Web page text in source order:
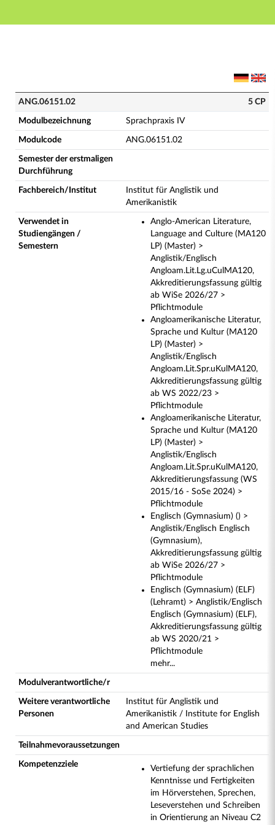
Hauptnavigation
ANG.06151.02 - Sprachpraxis IV (Vollständige
ANG.06151.02 5 CP
Modulbezeichnung Sprachpraxis IV
Modulcode ANG.06151.02
Semester der erstmaligen
Durchführung
Fachbereich/Institut
Institut für Anglistik und
Amerikanistik
Verwendet in
Studiengängen /
Semestern
Anglo-American Literature,
Language and Culture (MA120
LP) (Master) >
Anglistik/Englisch
Angloam.Lit.Lg.uCulMA120,
Akkreditierungsfassung gültig
ab WiSe 2026/27 >
Pflichtmodule
Angloamerikanische Literatur,
Sprache und Kultur (MA120
LP) (Master) >
Anglistik/Englisch
Angloam.Lit.Spr.uKulMA120,
Akkreditierungsfassung gültig
ab WS 2022/23 >
Pflichtmodule
Angloamerikanische Literatur,
Sprache und Kultur (MA120
LP) (Master) >
Anglistik/Englisch
Angloam.Lit.Spr.uKulMA120,
Akkreditierungsfassung (WS
2015/16 - SoSe 2024) >
Pflichtmodule
Englisch (Gymnasium) () >
Anglistik/Englisch Englisch
(Gymnasium),
Akkreditierungsfassung gültig
ab WiSe 2026/27 >
Pflichtmodule
Englisch (Gymnasium) (ELF)
(Lehramt) > Anglistik/Englisch
Englisch (Gymnasium) (ELF),
Akkreditierungsfassung gültig
ab WS 2020/21 >
Pflichtmodule
mehr...
Modulverantwortliche/r
Weitere verantwortliche
Personen
Institut für Anglistik und
Amerikanistik / Institute for English
and American Studies
Teilnahmevoraussetzungen
Kompetenzziele
Vertiefung der sprachlichen
Kenntnisse und Fertigkeiten
im Hörverstehen, Sprechen,
Leseverstehen und Schreiben
in Orientierung an Niveau C2